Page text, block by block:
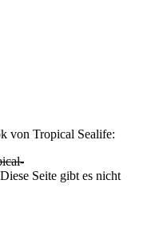
von Tropical Sealife:
Seite gibt es nicht